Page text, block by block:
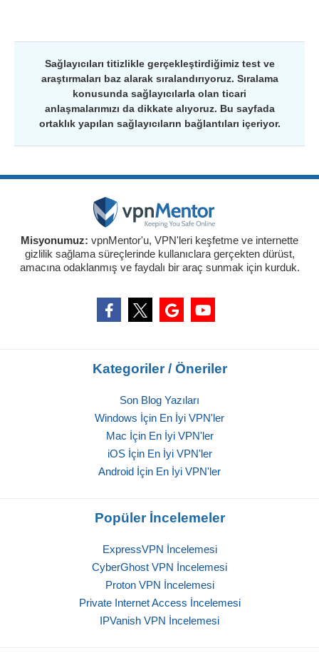
Sağlayıcıları titizlikle gerçekleştirdiğimiz test ve
araştırmaları baz alarak sıralandırıyoruz. Sıralama
konusunda sağlayıcılarla olan ticari
anlaşmalarımızı da dikkate alıyoruz. Bu sayfada
ortaklık yapılan sağlayıcıların bağlantıları içeriyor.
Misyonumuz: vpnMentor'u, VPN'leri keşfetme ve internette
gizlilik sağlama süreçlerinde kullanıclara gerçekten dürüst,
amacına odaklanmış ve faydalı bir araç sunmak için kurduk.
Kategoriler / Öneriler
Son Blog Yazıları
Windows İçin En İyi VPN'ler
Mac İçin En İyi VPN'ler
iOS İçin En İyi VPN'ler
Android İçin En İyi VPN'ler
Popüler İncelemeler
ExpressVPN İncelemesi
CyberGhost VPN İncelemesi
Proton VPN İncelemesi
Private Internet Access İncelemesi
IPVanish VPN İncelemesi